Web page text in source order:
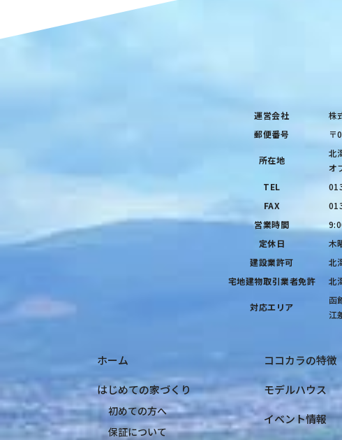
運営会社
株
郵便番号
〒
所在地
北
オ
TEL
FAX
営業時間
定休日
木
建設業許可
北
宅地建物取引業者免許
北
対応エリア
函
江
ホーム
はじめての家づくり
初めての方へ
保証について
ココカラの特徴
モデルハウス
イベント情報